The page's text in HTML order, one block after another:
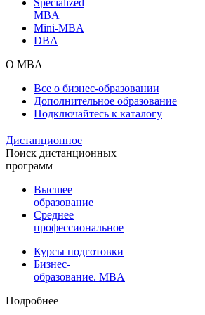
MBA
Mini-MBA
DBA
О MBA
Все о бизнес-образовании
Дополнительное образование
Подключайтесь к каталогу
Дистанционное
Поиск дистанционных
программ
Высшее
образование
Среднее
профессиональное
Курсы подготовки
Бизнес-
образование. MBA
Подробнее